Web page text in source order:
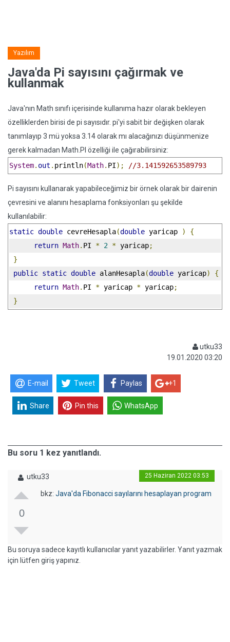
Yazılım
Java'da Pi sayısını çağırmak ve
kullanmak
Java'nın Math sınıfı içerisinde kullanıma hazır olarak bekleyen
özelliklerden birisi de pi sayısıdır. pi'yi sabit bir değişken olarak
tanımlayıp 3 mü yoksa 3.14 olarak mı alacağınızı düşünmenize
gerek kalmadan Math.PI özelliği ile çağırabilirsiniz:
System. out . println(Math. PI); //3.141592653589793
Pi sayısını kullanarak yapabileceğimiz bir örnek olarak bir dairenin
çevresini ve alanını hesaplama fonksiyonları şu şekilde
kullanılabilir:
static double cevreHesapla(double yaricap )
{
return Math. PI * 2 * yaricap;
}
public static double alanHesapla(double yaricap)
{
return Math. PI * yaricap * yaricap;
}
utku33
19.01.2020 03:20
E-mail Tweet Paylas +1
Share Pin this WhatsApp
Bu soru 1 kez yanıtlandı.
utku33 25 Haziran 2022 03:53
0
bkz: Java'da Fibonacci sayılarını hesaplayan program
Bu soruya sadece kayıtlı kullanıcılar yanıt yazabilirler. Yanıt yazmak
için lütfen giriş yapınız.